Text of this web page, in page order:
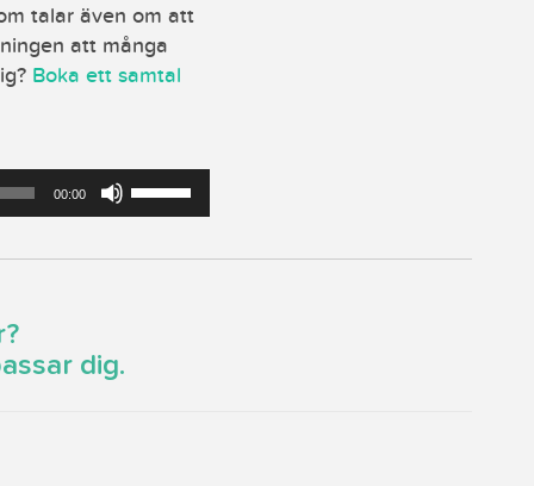
talar även om att
att många
Boka ett samtal
00:00
Använd
upp/ner-
dig.